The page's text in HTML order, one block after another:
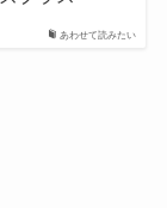
あわせて読みたい